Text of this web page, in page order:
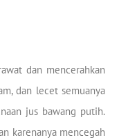
dan mencerahkan
dan lecet semuanya
jus bawang putih.
karenanya mencegah